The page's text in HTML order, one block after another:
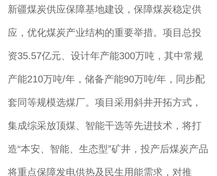
新疆煤炭供应保障基地建设，保障煤炭稳定供
应，优化煤炭产业结构的重要举措。项目总投
资35.57亿元、设计年产能300万吨，其中常规
产能210万吨/年，储备产能90万吨/年，同步配
套同等规模选煤厂。项目采用斜井开拓方式，
集成综采放顶煤、智能干选等先进技术，将打
造“本安、智能、生态型”矿井，投产后煤炭产品
将重点保障发电供热及民生用能需求，对推